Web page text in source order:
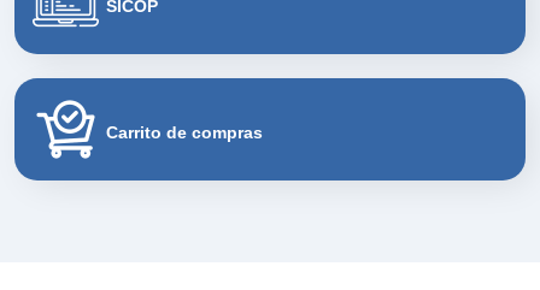
SICOP
Carrito de compras